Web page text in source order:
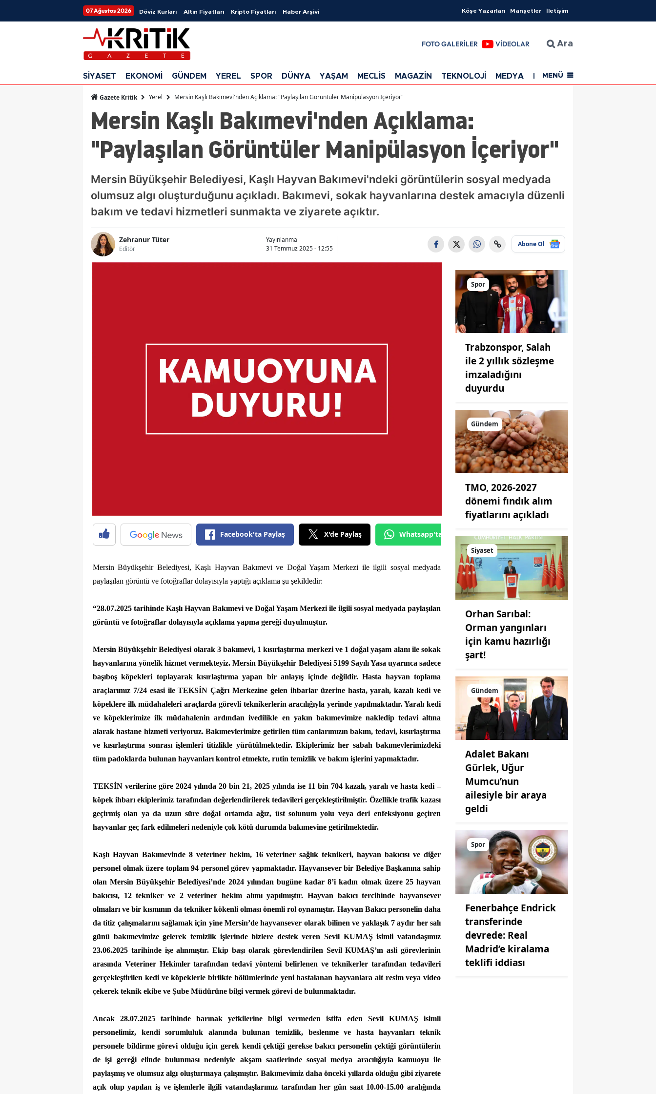
07 Ağustos 2026 Döviz Kurları Altın Fiyatları Kripto Fiyatları Haber Arşivi Köşe Yazarları Manşetler İletişim
FOTO GALERİLER VİDEOLAR Ara
SİYASET EKONOMİ GÜNDEM YEREL SPOR DÜNYA YAŞAM MECLİS MAGAZİN TEKNOLOJİ MEDYA EĞİTİM SAĞLIK
MENÜ
Gazete Kritik Yerel Mersin Kaşlı Bakımevi'nden Açıklama: "Paylaşılan Görüntüler Manipülasyon İçeriyor"
Mersin Kaşlı Bakımevi'nden Açıklama:
"Paylaşılan Görüntüler Manipülasyon İçeriyor"
Mersin Büyükşehir Belediyesi, Kaşlı Hayvan Bakımevi'ndeki görüntülerin sosyal medyada
olumsuz algı oluşturduğunu açıkladı. Bakımevi, sokak hayvanlarına destek amacıyla düzenli
bakım ve tedavi hizmetleri sunmakta ve ziyarete açıktır.
Zehranur Tüter
Editör
Yayınlanma
31 Temmuz 2025 - 12:55
Abone Ol
Facebook'ta Paylaş X'de Paylaş Whatsapp'tan Gönder
Mersin Büyükşehir Belediyesi, Kaşlı Hayvan Bakımevi ve Doğal Yaşam Merkezi ile ilgili sosyal medyada
paylaşılan görüntü ve fotoğraflar dolayısıyla yaptığı açıklama şu şekildedir:
“28.07.2025 tarihinde Kaşlı Hayvan Bakımevi ve Doğal Yaşam Merkezi ile ilgili sosyal medyada paylaşılan
görüntü ve fotoğraflar dolayısıyla açıklama yapma gereği duyulmuştur.
Mersin Büyükşehir Belediyesi olarak 3 bakımevi, 1 kısırlaştırma merkezi ve 1 doğal yaşam alanı ile sokak
hayvanlarına yönelik hizmet vermekteyiz. Mersin Büyükşehir Belediyesi 5199 Sayılı Yasa uyarınca sadece
başıboş köpekleri toplayarak kısırlaştırma yapan bir anlayış içinde değildir. Hasta hayvan toplama
araçlarımız 7/24 esasi ile TEKSİN Çağrı Merkezine gelen ihbarlar üzerine hasta, yaralı, kazalı kedi ve
köpeklere ilk müdahaleleri araçlarda görevli teknikerlerin aracılığıyla yerinde yapılmaktadır. Yaralı kedi
ve köpeklerimize ilk müdahalenin ardından ivedilikle en yakın bakımevimize nakledip tedavi altına
alarak hastane hizmeti veriyoruz. Bakımevlerimize getirilen tüm canlarımızın bakım, tedavi, kısırlaştırma
ve kısırlaştırma sonrası işlemleri titizlikle yürütülmektedir. Ekiplerimiz her sabah bakımevlerimizdeki
tüm padoklarda bulunan hayvanları kontrol etmekte, rutin temizlik ve bakım işlerini yapmaktadır.
TEKSİN verilerine göre 2024 yılında 20 bin 21, 2025 yılında ise 11 bin 704 kazalı, yaralı ve hasta kedi –
köpek ihbarı ekiplerimiz tarafından değerlendirilerek tedavileri gerçekleştirilmiştir. Özellikle trafik kazası
geçirmiş olan ya da uzun süre doğal ortamda ağız, üst solunum yolu veya deri enfeksiyonu geçiren
hayvanlar geç fark edilmeleri nedeniyle çok kötü durumda bakımevine getirilmektedir.
Kaşlı Hayvan Bakımevinde 8 veteriner hekim, 16 veteriner sağlık teknikeri, hayvan bakıcısı ve diğer
personel olmak üzere toplam 94 personel görev yapmaktadır. Hayvansever bir Belediye Başkanına sahip
olan Mersin Büyükşehir Belediyesi’nde 2024 yılından bugüne kadar 8’i kadın olmak üzere 25 hayvan
bakıcısı, 12 tekniker ve 2 veteriner hekim alımı yapılmıştır. Hayvan bakıcı tercihinde hayvansever
olmaları ve bir kısmının da tekniker kökenli olması önemli rol oynamıştır. Hayvan Bakıcı personelin daha
da titiz çalışmalarını sağlamak için yine Mersin’de hayvansever olarak bilinen ve yaklaşık 7 aydır her salı
günü bakımevimize gelerek temizlik işlerinde bizlere destek veren Sevil KUMAŞ isimli vatandaşımız
23.06.2025 tarihinde işe alınmıştır. Ekip başı olarak görevlendirilen Sevil KUMAŞ’ın asli görevlerinin
arasında Veteriner Hekimler tarafından tedavi yöntemi belirlenen ve teknikerler tarafından tedavileri
gerçekleştirilen kedi ve köpeklerle birlikte bölümlerinde yeni hastalanan hayvanlara ait resim veya video
çekerek teknik ekibe ve Şube Müdürüne bilgi vermek görevi de bulunmaktadır.
Ancak 28.07.2025 tarihinde barınak yetkilerine bilgi vermeden istifa eden Sevil KUMAŞ isimli
personelimiz, kendi sorumluluk alanında bulunan temizlik, beslenme ve hasta hayvanları teknik
personele bildirme görevi olduğu için gerek kendi çektiği gerekse bakıcı personelin çektiği görüntülerin
de işi gereği elinde bulunması nedeniyle akşam saatlerinde sosyal medya aracılığıyla kamuoyu ile
paylaşmış ve olumsuz algı oluşturmaya çalışmıştır. Bakımevimiz daha önceki yıllarda olduğu gibi ziyarete
açık olup yapılan iş ve işlemlerle ilgili vatandaşlarımız tarafından her gün saat 10.00-15.00 aralığında
Spor
Trabzonspor, Salah
ile 2 yıllık sözleşme
imzaladığını
duyurdu
Gündem
TMO, 2026-2027
dönemi fındık alım
fiyatlarını açıkladı
Siyaset
Orhan Sarıbal:
Orman yangınları
için kamu hazırlığı
şart!
Gündem
Adalet Bakanı
Gürlek, Uğur
Mumcu’nun
ailesiyle bir araya
geldi
Spor
Fenerbahçe Endrick
transferinde
devrede: Real
Madrid’e kiralama
teklifi iddiası